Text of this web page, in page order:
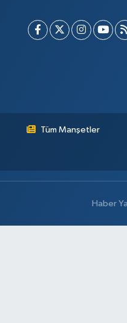
Tüm Manşetler
Haber